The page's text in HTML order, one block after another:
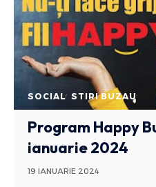
SOCIAL STIRI BUZAU
Program Happy
ianuarie 2024
19 IANUARIE 2024